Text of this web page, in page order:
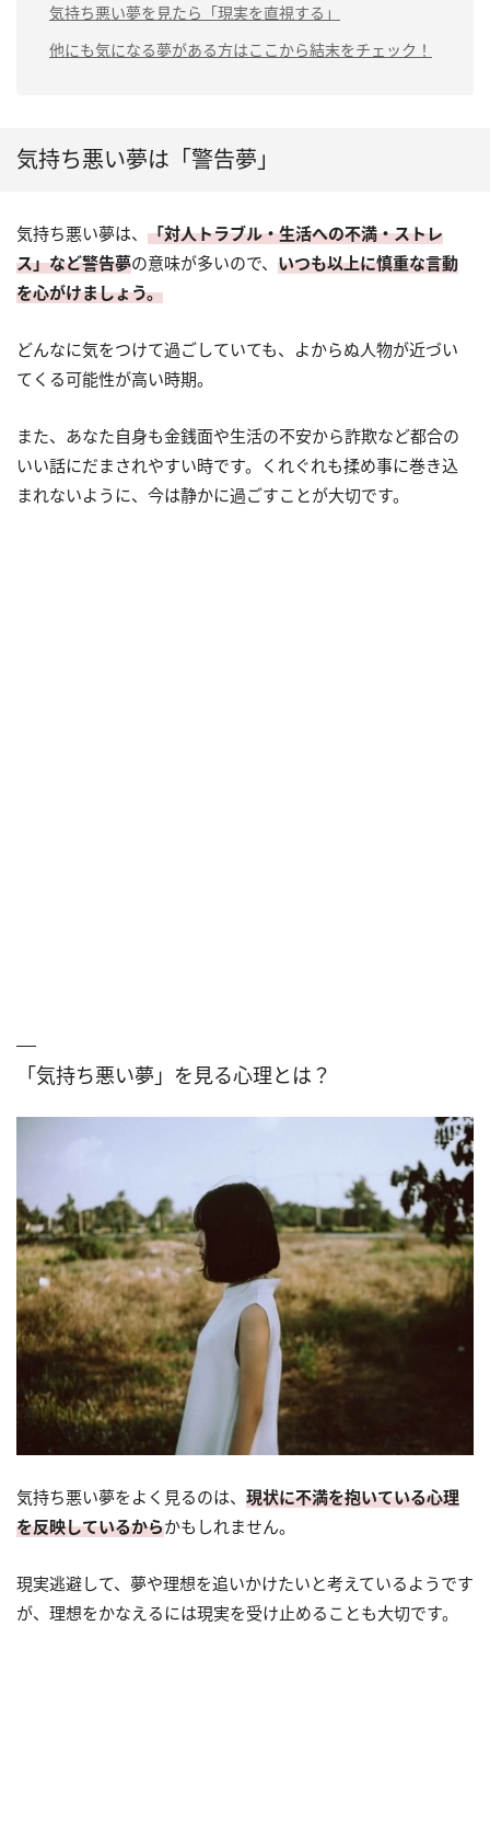
気持ち悪い夢を見たら「現実を直視する」
他にも気になる夢がある方はここから結末をチェック！
気持ち悪い夢は「警告夢」
気持ち悪い夢は、 「対人トラブル・生活への不満・ストレ
ス」など警告夢の意味が多いので、 いつも以上に慎重な言動
を心がけましょう。
どんなに気をつけて過ごしていても、よからぬ人物が近づい
てくる可能性が高い時期。
また、あなた自身も金銭面や生活の不安から詐欺など都合の
いい話にだまされやすい時です。くれぐれも揉め事に巻き込
まれないように、今は静かに過ごすことが大切です。
「気持ち悪い夢」を見る心理とは？
気持ち悪い夢をよく見るのは、 現状に不満を抱いている心理
を反映しているからかもしれません。
現実逃避して、夢や理想を追いかけたいと考えているようです
が、理想をかなえるには現実を受け止めることも大切です。